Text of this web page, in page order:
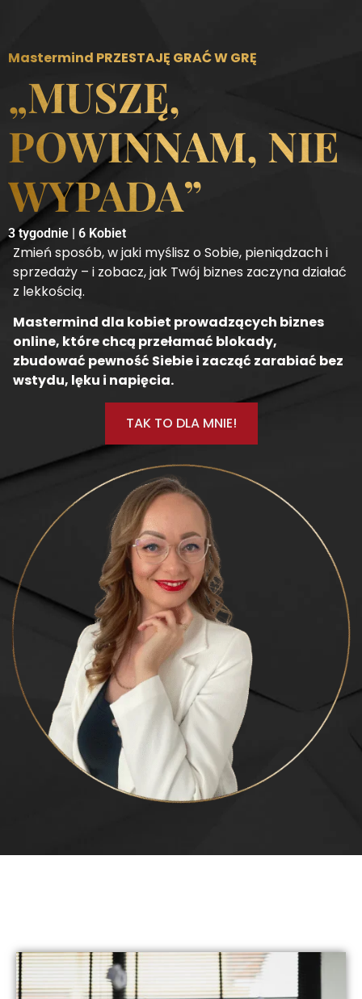
Mastermind PRZESTAJĘ GRAĆ W GRĘ
„MUSZĘ,
POWINNAM, NIE
WYPADA”
3 tygodnie | 6 Kobiet
Zmień sposób, w jaki myślisz o Sobie, pieniądzach i
sprzedaży – i zobacz, jak Twój biznes zaczyna działać
z lekkością.
Mastermind dla kobiet prowadzących biznes
online, które chcą przełamać blokady,
zbudować pewność Siebie i zacząć zarabiać bez
wstydu, lęku i napięcia.
TAK TO DLA MNIE!